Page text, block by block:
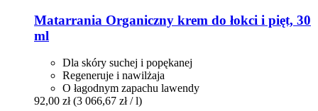
Matarrania Organiczny krem do łokci i pięt, 30
ml
Dla skóry suchej i popękanej
Regeneruje i nawilżaja
O łagodnym zapachu lawendy
92,00 zł (3 066,67 zł / l)